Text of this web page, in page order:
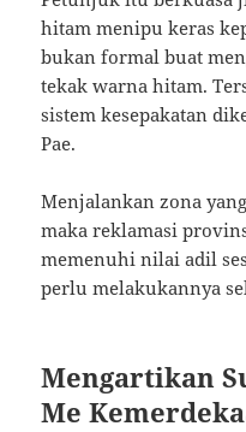
hitam menipu keras
bukan formal buat
tekak warna hitam.
sistem kesepakatan
Pae.
Menjalankan zona
maka reklamasi
memenuhi nilai adil
perlu melakukannya
Mengartikan
Me